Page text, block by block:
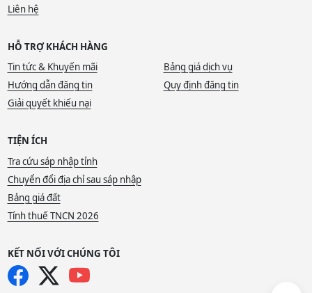
Liên hệ
HỖ TRỢ KHÁCH HÀNG
Tin tức & Khuyến mãi
Bảng giá dịch vụ
Hướng dẫn đăng tin
Quy định đăng tin
Giải quyết khiếu nại
TIỆN ÍCH
Tra cứu sáp nhập tỉnh
Chuyển đổi địa chỉ sau sáp nhập
Bảng giá đất
Tính thuế TNCN 2026
KẾT NỐI VỚI CHÚNG TÔI